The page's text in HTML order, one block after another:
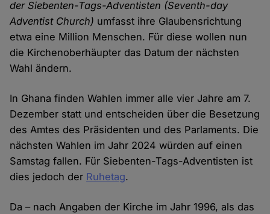
der Siebenten-Tags-Adventisten (Seventh-day
Adventist Church) umfasst ihre Glaubensrichtung
etwa eine Million Menschen. Für diese wollen nun
die Kirchenoberhäupter das Datum der nächsten
Wahl ändern.
In Ghana finden Wahlen immer alle vier Jahre am 7.
Dezember statt und entscheiden über die Besetzung
des Amtes des Präsidenten und des Parlaments. Die
nächsten Wahlen im Jahr 2024 würden auf einen
Samstag fallen. Für Siebenten-Tags-Adventisten ist
dies jedoch der Ruhetag.
Da – nach Angaben der Kirche im Jahr 1996, als das